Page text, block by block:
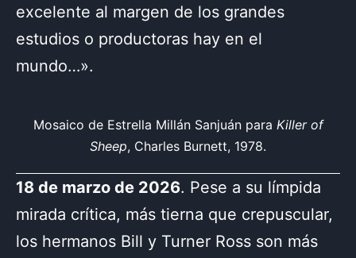
excelente al margen de los grandes
estudios o productoras hay en el
mundo…».
Mosaico de Estrella Millán Sanjuán para Killer of
Sheep, Charles Burnett, 1978.
18 de marzo de 2026. Pese a su límpida
mirada crítica, más tierna que crepuscular,
los hermanos Bill y Turner Ross son más